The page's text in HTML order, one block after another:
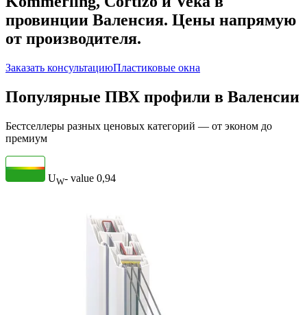
провинции Валенсия. Цены напрямую
от производителя.
Заказать консультациюПластиковые окна
Популярные ПВХ профили в Валенсии
Бестселлеры разных ценовых категорий — от эконом до
премиум
UW- value 0,94